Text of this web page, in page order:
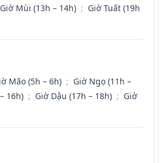
Giờ Mùi (13h – 14h) ; Giờ Tuất (19h
Mão (5h – 6h) ; Giờ Ngọ (11h –
16h) ; Giờ Dậu (17h – 18h) ; Giờ